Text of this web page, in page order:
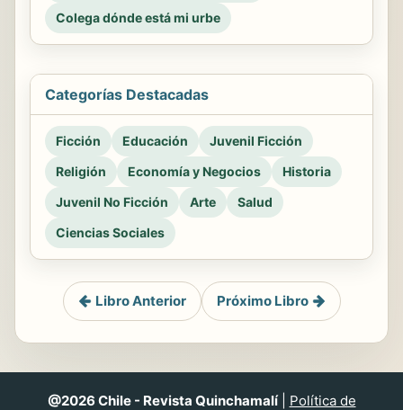
Colega dónde está mi urbe
Categorías Destacadas
Ficción Educación
Juvenil Ficción
Religión
Economía y Negocios
Historia
Juvenil No Ficción
Arte
Salud
Ciencias Sociales
Libro Anterior Próximo Libro
@2026 Chile - Revista Quinchamalí| Política de